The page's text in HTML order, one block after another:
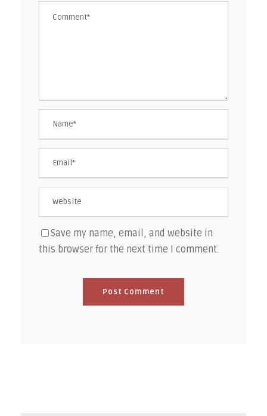
Save my name, email, and website in
this browser for the next time I comment.